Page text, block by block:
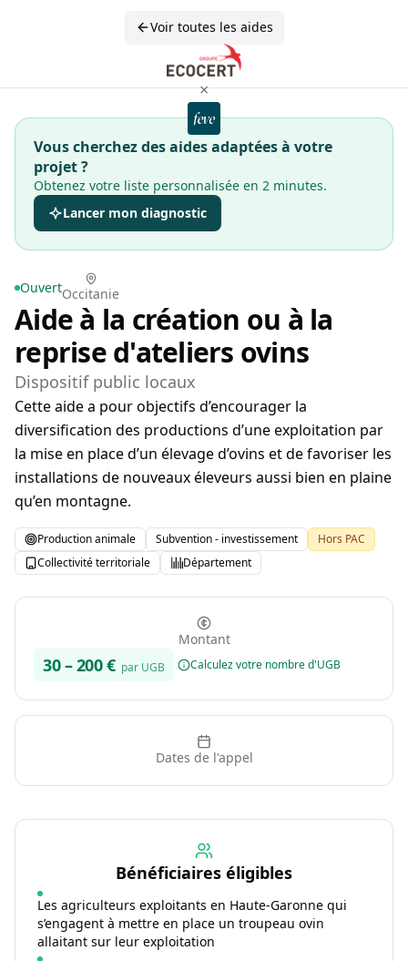
Voir toutes les aides
×
Vous cherchez des aides adaptées à votre
projet ?
Obtenez votre liste personnalisée en 2 minutes.
Lancer mon diagnostic
OuvertOccitanie
Aide à la création ou à la
reprise d'ateliers ovins
Dispositif public locaux
Cette aide a pour objectifs d’encourager la
diversification des productions d’une exploitation par
la mise en place d’un élevage d’ovins et de favoriser les
installations de nouveaux éleveurs aussi bien en plaine
qu’en montagne.
Production animale Subvention - investissement
Hors PAC
Collectivité territoriale
Département
Montant
30–200€ par UGB Calculez votre nombre d'UGB
Dates de l'appel
Bénéficiaires éligibles
Les agriculteurs exploitants en Haute-Garonne qui
s’engagent à mettre en place un troupeau ovin
allaitant sur leur exploitation